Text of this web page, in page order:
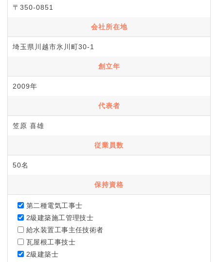
〒350-0851
会社所在地
埼玉県川越市氷川町30-1
創立年
2009年
代表者
笠原 喜雄
従業員数
50名
保持資格
第二種電気工事士
2級建築施工管理技士
給水装置工事主任技術者
瓦屋根工事技士
2級建築士